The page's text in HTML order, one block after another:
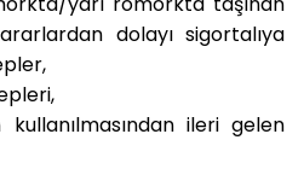
dolayı sigortalıya
ileri gelen